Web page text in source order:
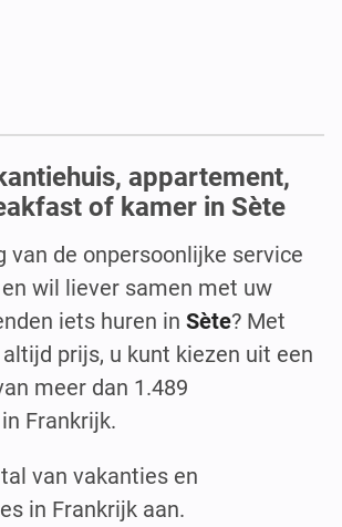
appartement,
of kamer in Sète
van de onpersoonlijke service
wil liever samen met uw
iets huren in Sète? Met
prijs, u kunt kiezen uit een
meer dan 1.489
Frankrijk.
van vakanties en
in Frankrijk aan.